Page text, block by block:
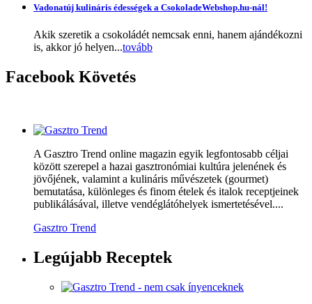
Vadonatúj kulináris édességek a CsokoladeWebshop.hu-nál!
Akik szeretik a csokoládét nemcsak enni, hanem ajándékozni
is, akkor jó helyen...tovább
FacebookKövetés
A Gasztro Trend online magazin egyik legfontosabb céljai
között szerepel a hazai gasztronómiai kultúra jelenének és
jövőjének, valamint a kulináris művészetek (gourmet)
bemutatása, különleges és finom ételek és italok receptjeinek
publikálásával, illetve vendéglátóhelyek ismertetésével....
Gasztro Trend
Legújabb Receptek